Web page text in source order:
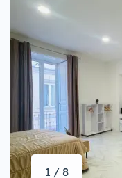
1 / 8